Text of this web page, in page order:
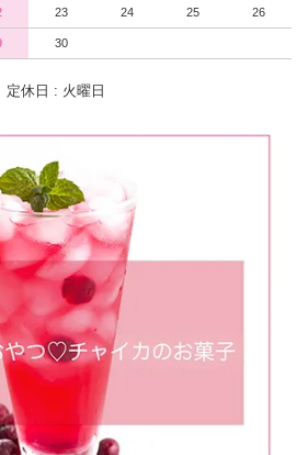
23 24 25 26
30
定休日 : 火曜日